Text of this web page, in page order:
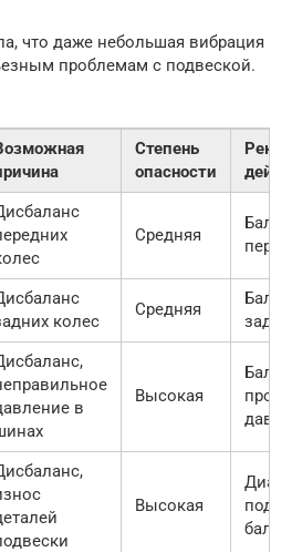
что даже небольшая вибрация
проблемам с подвеской.
Степень
опасности
Средняя
колес
Средняя
в
Высокая
Высокая